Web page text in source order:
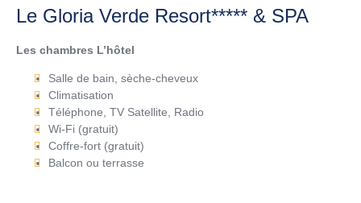
Le Gloria Verde Resort***** & SPA
Les chambres L’hôtel
Salle de bain, sèche-cheveux
Climatisation
Téléphone, TV Satellite, Radio
Wi-Fi (gratuit)
Coffre-fort (gratuit)
Balcon ou terrasse